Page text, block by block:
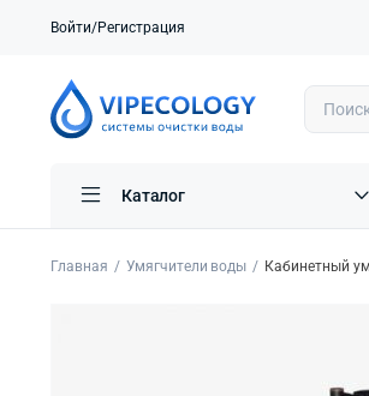
Войти/Регистрация
Каталог
Главная Умягчители воды Кабинетный